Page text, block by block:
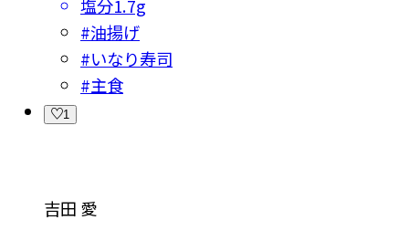
塩分1.7g
#油揚げ
#いなり寿司
#主食
1
吉田 愛